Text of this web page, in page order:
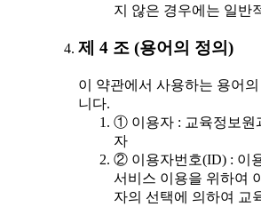
지 않은 경우에는 일반
제 4 조 (용어의 정의)
이 약관에서 사용하는 용어
니다.
① 이용자 : 교육정보원
자
② 이용자번호(ID) : 이
서비스 이용을 위하여
자의 선택에 의하여 교